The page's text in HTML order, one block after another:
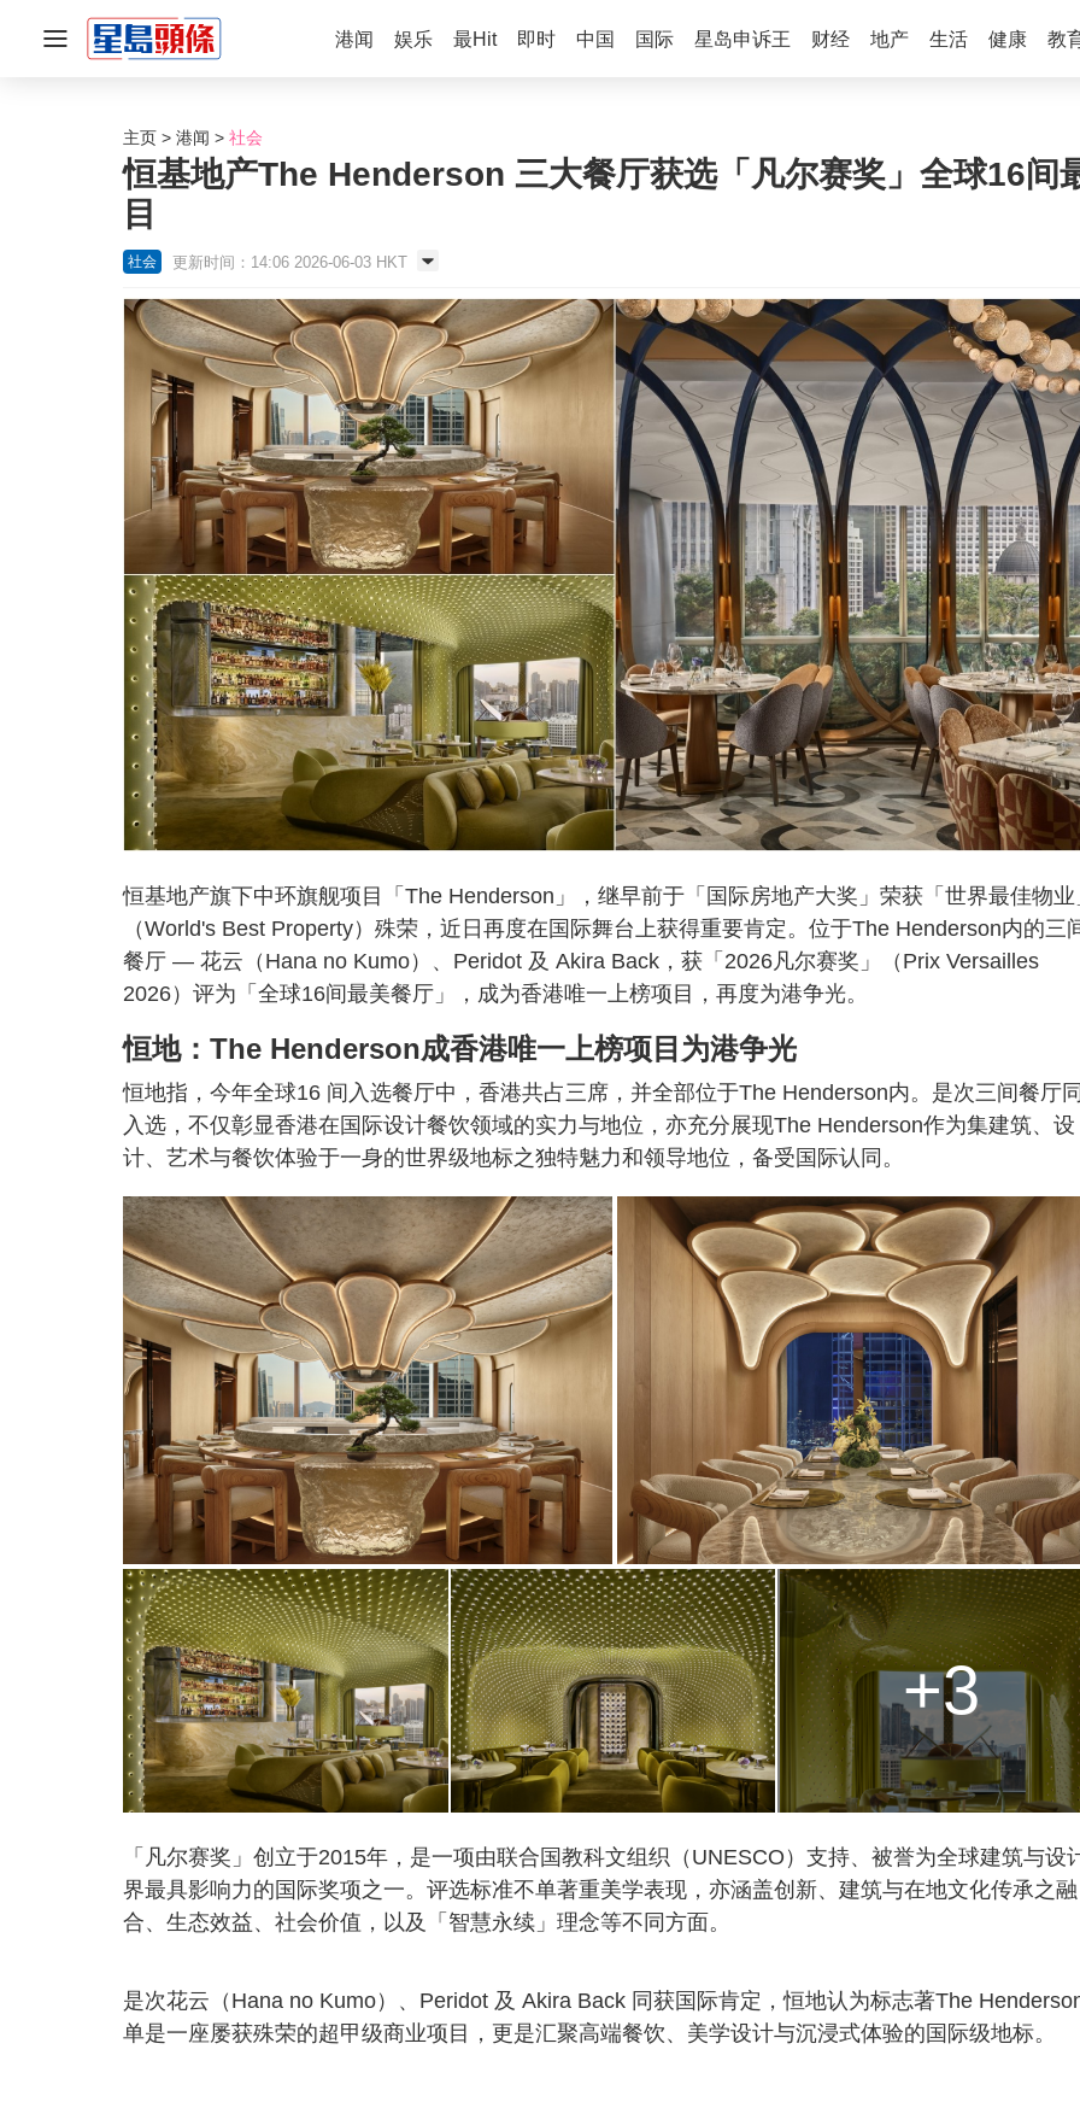
港闻 娱乐 最Hit 即时 中国 国际 星岛申诉王 财经 地产 生活 健康 教
主页 港闻 社会
恒基地产The Henderson 三大餐厅获选「凡尔赛奖」全球16间
目
社会 更新时间：14:06 2026-06-03 HKT
恒基地产旗下中环旗舰项目「The Henderson」，继早前于「国际房地产大奖」荣获「世界最佳物业
（World's Best Property）殊荣，近日再度在国际舞台上获得重要肯定。位于The Henderson内的三
餐厅 — 花云（Hana no Kumo）、Peridot 及 Akira Back，获「2026凡尔赛奖」（Prix Versailles
2026）评为「全球16间最美餐厅」，成为香港唯一上榜项目，再度为港争光。
恒地：The Henderson成香港唯一上榜项目为港争光
恒地指，今年全球16 间入选餐厅中，香港共占三席，并全部位于The Henderson内。是次三间餐厅
入选，不仅彰显香港在国际设计餐饮领域的实力与地位，亦充分展现The Henderson作为集建筑、设
计、艺术与餐饮体验于一身的世界级地标之独特魅力和领导地位，备受国际认同。
+3
「凡尔赛奖」创立于2015年，是一项由联合国教科文组织（UNESCO）支持、被誉为全球建筑与设
界最具影响力的国际奖项之一。评选标准不单著重美学表现，亦涵盖创新、建筑与在地文化传承之融
合、生态效益、社会价值，以及「智慧永续」理念等不同方面。
是次花云（Hana no Kumo）、Peridot 及 Akira Back 同获国际肯定，恒地认为标志著The
单是一座屡获殊荣的超甲级商业项目，更是汇聚高端餐饮、美学设计与沉浸式体验的国际级地标。